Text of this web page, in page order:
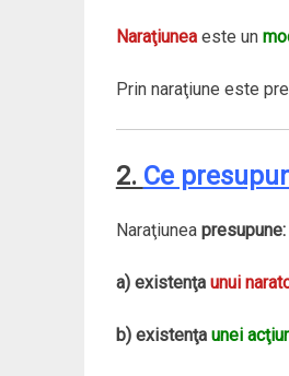
Naraţiuneaeste un
Prin naraţiune este
2. Ce
Naraţiunea presupune:
a) existenţa unui
b) existenţaunei